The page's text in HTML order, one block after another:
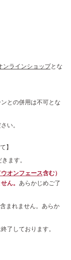
キン
ョン
ンラインショップとな
との併用は不可とな
い。
】
ます。
オンフェース含む）
ん。
あらかじめご了
まれません。あらか
了しております。